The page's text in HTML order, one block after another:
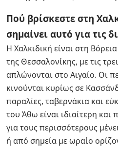
Πού βρίσκεστε στη
σημαίνει αυτό για τις
Η Χαλκιδική είναι στη
της Θεσσαλονίκης, με τις
απλώνονται στο Αιγαίο. Οι
κινούνται κυρίως σε
παραλίες, ταβερνάκια και
του Άθω είναι ιδιαίτερη και
για τους περισσότερους
ή από σημεία με ωραίο